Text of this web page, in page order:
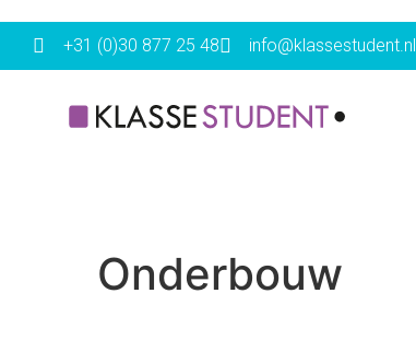
+31 (0)30 877 25 48 info@klassestudent.nl
Onderbouw